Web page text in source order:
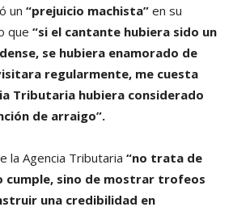
un “prejuicio machista” en su
que “si el cantante hubiera sido un
se hubiera enamorado de
regularmente, me cuesta
Tributaria hubiera considerado
de arraigo”.
la Agencia Tributaria “no trata de
cumple, sino de mostrar trofeos
una credibilidad en